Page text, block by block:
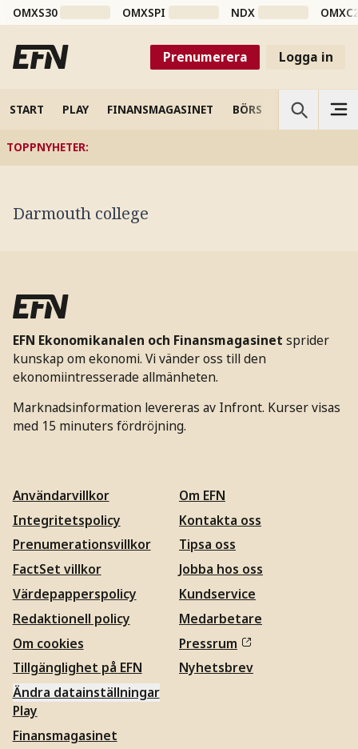
OMXS30 OMXSPI NDX
Prenumerera Logga in
START PLAY FINANSMAGASINET BÖRS VETENSKAP
TOPPNYHETER:
Darmouth college
EFN Ekonomikanalen och Finansmagasinet sprider
kunskap om ekonomi. Vi vänder oss till den
ekonomiintresserade allmänheten.
Marknadsinformation levereras av Infront. Kurser visas
med 15 minuters fördröjning.
Användarvillkor
Integritetspolicy
Prenumerationsvillkor
FactSet villkor
Värdepapperspolicy
Redaktionell policy
Om cookies
Tillgänglighet på EFN
Ändra datainställningar
Om EFN
Kontakta oss
Tipsa oss
Jobba hos oss
Kundservice
Medarbetare
Pressrum
Nyhetsbrev
Play
Finansmagasinet